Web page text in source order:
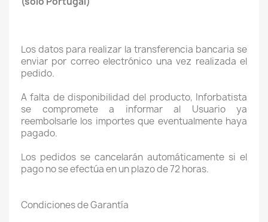
Los datos para realizar la transferencia bancaria se
enviar por correo electrónico una vez realizada el
pedido.
A falta de disponibilidad del producto, Inforbatista
se compromete a informar al Usuario ya
reembolsarle los importes que eventualmente haya
pagado.
Los pedidos se cancelarán automáticamente si el
pago no se efectúa en un plazo de 72 horas.
Condiciones de Garantía